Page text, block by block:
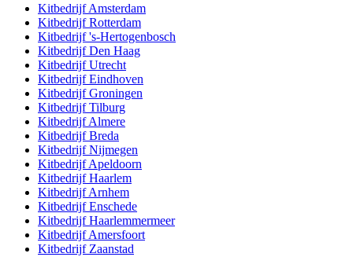
KitbedrijfAmsterdam
KitbedrijfRotterdam
Kitbedrijf's-Hertogenbosch
KitbedrijfDen Haag
KitbedrijfUtrecht
KitbedrijfEindhoven
KitbedrijfGroningen
KitbedrijfTilburg
KitbedrijfAlmere
KitbedrijfBreda
KitbedrijfNijmegen
KitbedrijfApeldoorn
KitbedrijfHaarlem
KitbedrijfArnhem
KitbedrijfEnschede
KitbedrijfHaarlemmermeer
KitbedrijfAmersfoort
Kitbedrijf Zaanstad